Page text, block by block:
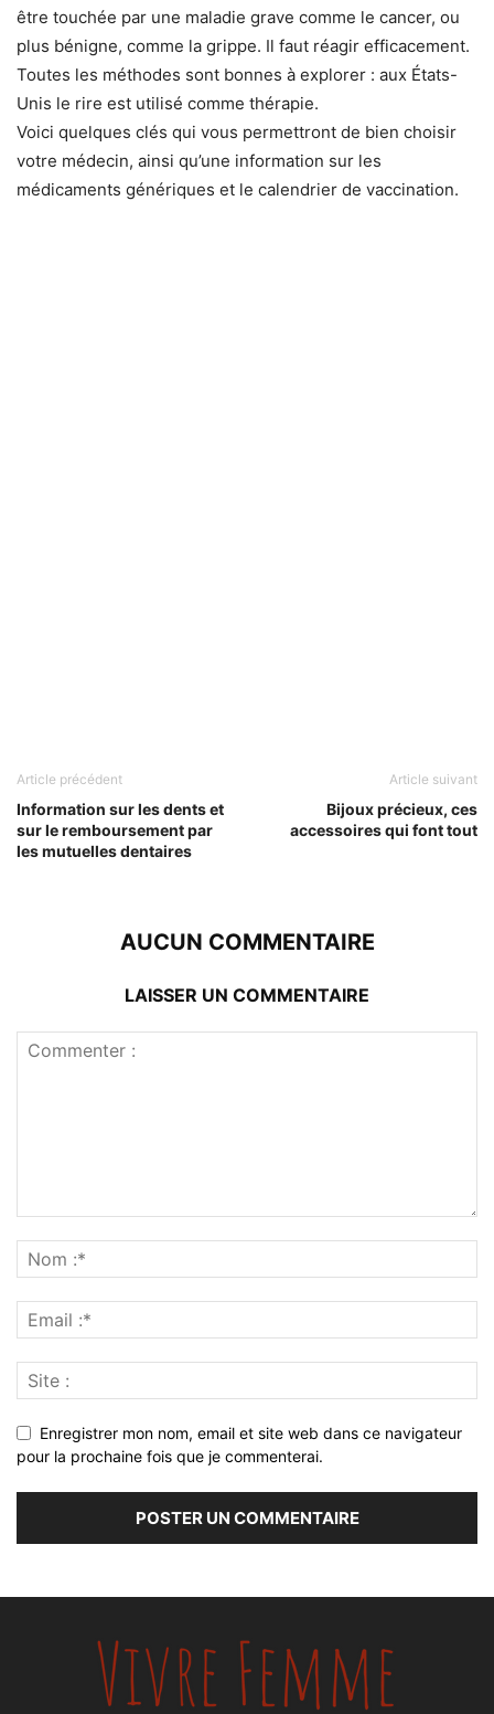
être touchée par une maladie grave comme le cancer, ou
plus bénigne, comme la grippe. Il faut réagir efficacement.
Toutes les méthodes sont bonnes à explorer : aux États-
Unis le rire est utilisé comme thérapie.
Voici quelques clés qui vous permettront de bien choisir
votre médecin, ainsi qu’une information sur les
médicaments génériques et le calendrier de vaccination.
Article précédent
Information sur les dents et
sur le remboursement par
les mutuelles dentaires
Article suivant
Bijoux précieux, ces
accessoires qui font tout
AUCUN COMMENTAIRE
LAISSER UN COMMENTAIRE
Enregistrer mon nom, email et site web dans ce navigateur
pour la prochaine fois que je commenterai.